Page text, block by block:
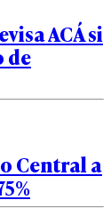
ACÁ si
de
Central a